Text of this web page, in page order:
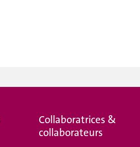
Collaboratrices &
collaborateurs